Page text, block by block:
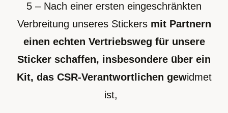
5 – Nach einer ersten eingeschränkten
Verbreitung unseres Stickers mit Partnern
einen echten Vertriebsweg für unsere
Sticker schaffen, insbesondere über ein
Kit, das CSR-Verantwortlichen gewidmet
ist,